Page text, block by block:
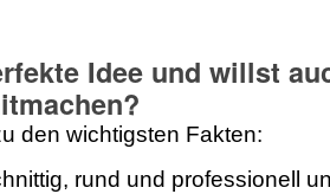
Idee und willst
den wichtigsten Fakten:
rund und professionell